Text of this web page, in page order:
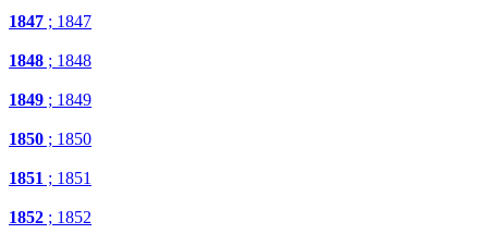
1847 ; 1847
1848 ; 1848
1849 ; 1849
1850 ; 1850
1851 ; 1851
1852 ; 1852